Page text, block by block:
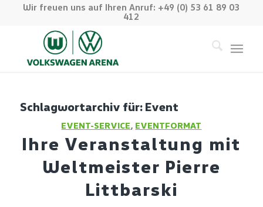
Wir freuen uns auf Ihren Anruf: +49 (0) 53 61 89 03
412
Schlagwortarchiv für: Event
EVENT-SERVICE, EVENTFORMAT
Ihre Veranstaltung mit
Weltmeister Pierre
Littbarski